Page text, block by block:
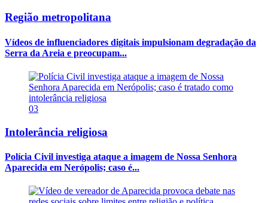
Região metropolitana
Vídeos de influenciadores digitais impulsionam degradação da
Serra da Areia e preocupam...
03
Intolerância religiosa
Polícia Civil investiga ataque a imagem de Nossa Senhora
Aparecida em Nerópolis; caso é...